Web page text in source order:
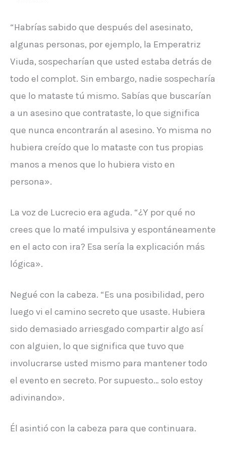
“Habrías sabido que después del asesinato,
algunas personas, por ejemplo, la Emperatriz
Viuda, sospecharían que usted estaba detrás de
todo el complot. Sin embargo, nadie sospecharía
que lo mataste tú mismo. Sabías que buscarían
a un asesino que contrataste, lo que significa
que nunca encontrarán al asesino. Yo misma no
hubiera creído que lo mataste con tus propias
manos a menos que lo hubiera visto en
persona».
La voz de Lucrecio era aguda. “¿Y por qué no
crees que lo maté impulsiva y espontáneamente
en el acto con ira? Esa sería la explicación más
lógica».
Negué con la cabeza. “Es una posibilidad, pero
luego vi el camino secreto que usaste. Hubiera
sido demasiado arriesgado compartir algo así
con alguien, lo que significa que tuvo que
involucrarse usted mismo para mantener todo
el evento en secreto. Por supuesto… solo estoy
adivinando».
Él asintió con la cabeza para que continuara.